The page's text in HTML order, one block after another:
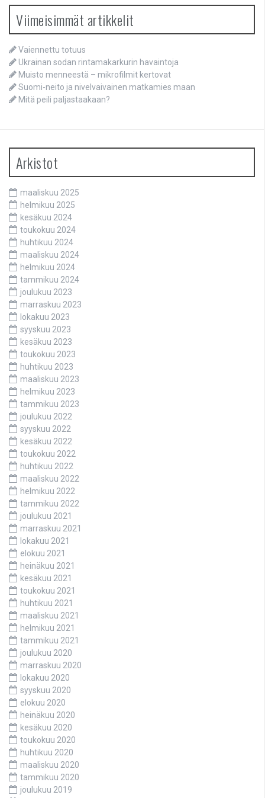
Viimeisimmät artikkelit
Vaiennettu totuus
Ukrainan sodan rintamakarkurin havaintoja
Muisto menneestä – mikrofilmit kertovat
Suomi-neito ja nivelvaivainen matkamies maan
Mitä peili paljastaakaan?
Arkistot
maaliskuu 2025
helmikuu 2025
kesäkuu 2024
toukokuu 2024
huhtikuu 2024
maaliskuu 2024
helmikuu 2024
tammikuu 2024
joulukuu 2023
marraskuu 2023
lokakuu 2023
syyskuu 2023
kesäkuu 2023
toukokuu 2023
huhtikuu 2023
maaliskuu 2023
helmikuu 2023
tammikuu 2023
joulukuu 2022
syyskuu 2022
kesäkuu 2022
toukokuu 2022
huhtikuu 2022
maaliskuu 2022
helmikuu 2022
tammikuu 2022
joulukuu 2021
marraskuu 2021
lokakuu 2021
elokuu 2021
heinäkuu 2021
kesäkuu 2021
toukokuu 2021
huhtikuu 2021
maaliskuu 2021
helmikuu 2021
tammikuu 2021
joulukuu 2020
marraskuu 2020
lokakuu 2020
syyskuu 2020
elokuu 2020
heinäkuu 2020
kesäkuu 2020
toukokuu 2020
huhtikuu 2020
maaliskuu 2020
tammikuu 2020
joulukuu 2019